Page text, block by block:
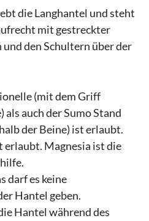
die Langhantel und steht
mit gestreckter
den Schultern über der
(mit dem Griff
auch der Sumo Stand
der Beine) ist erlaubt.
erlaubt. Magnesia ist die
darf es keine
Hantel geben.
Hantel während des